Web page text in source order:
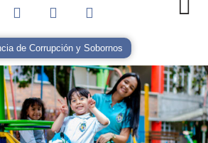
de Corrupción y Sobornos